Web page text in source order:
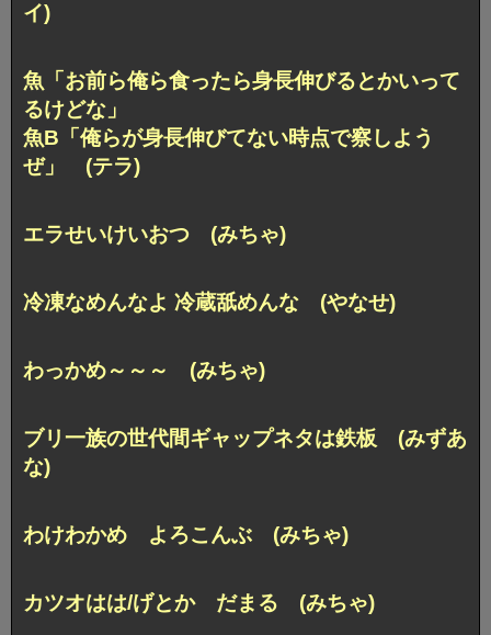
イ)
魚「お前ら俺ら食ったら身長伸びるとかいって
るけどな」
魚B「俺らが身長伸びてない時点で察しよう
ぜ」 (テラ)
エラせいけいおつ (みちゃ)
冷凍なめんなよ 冷蔵舐めんな (やなせ)
わっかめ～～～ (みちゃ)
ブリ一族の世代間ギャップネタは鉄板 (みずあ
な)
わけわかめ よろこんぶ (みちゃ)
カツオはは/げとか だまる (みちゃ)